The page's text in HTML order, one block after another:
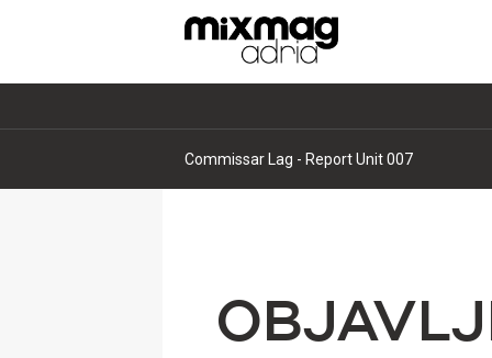
Commissar Lag - Report Unit 007